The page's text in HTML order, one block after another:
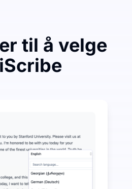
til å velge
minutter med gratis
tilgjengelig utover lyd-til-tekst
sammendrag, tankekart og